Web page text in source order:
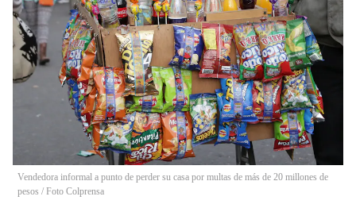
Vendedora informal a punto de perder su casa por multas de más de 20 millones de
pesos / Foto Colprensa